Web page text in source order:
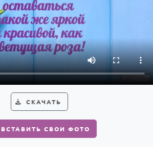
СКАЧАТЬ
ВСТАВИТЬ СВОИ ФОТО